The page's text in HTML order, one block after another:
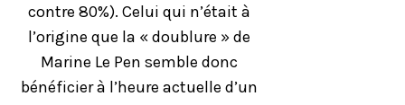
contre 80%). Celui qui n’était à
l’origine que la « doublure » de
Marine Le Pen semble donc
bénéficier à l’heure actuelle d’un